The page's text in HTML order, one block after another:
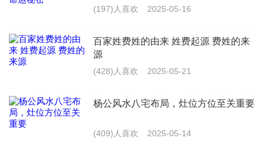
家庭成员的健康构成威胁，从风水的角度来看，这也
三、如何化解房顶鸽子风水忌讳
其他方法来控制鸽子的数量，避免过多的鸽子停留在
房顶上。
(197)人喜欢 2025-05-16
百家姓费姓的由来 姓费起源 费姓的来
源
(428)人喜欢 2025-05-21
杨公风水八宅布局，灶位方位至关重要
(409)人喜欢 2025-05-14